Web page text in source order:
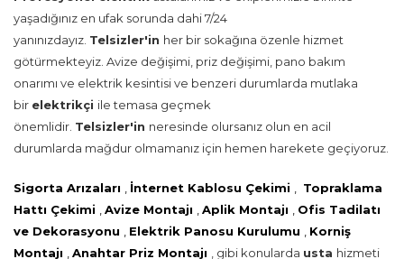
yaşadığınız en ufak sorunda dahi 7/24
yanınızdayız. Telsizler'in her bir sokağına özenle hizmet
götürmekteyiz. Avize değişimi, priz değişimi, pano bakım
onarımı ve elektrik kesintisi ve benzeri durumlarda mutlaka
bir elektrikçi ile temasa geçmek
önemlidir. Telsizler'in neresinde olursanız olun en acil
durumlarda mağdur olmamanız için hemen harekete geçiyoruz.
Sigorta Arızaları İnternet Kablosu Çekimi
Topraklama
Hattı Çekimi
Avize Montajı Aplik Montajı
Ofis Tadilatı
ve Dekorasyonu
Elektrik Panosu Kurulumu
Korniş
Montajı
Anahtar Priz Montajı , gibi konularda usta hizmeti